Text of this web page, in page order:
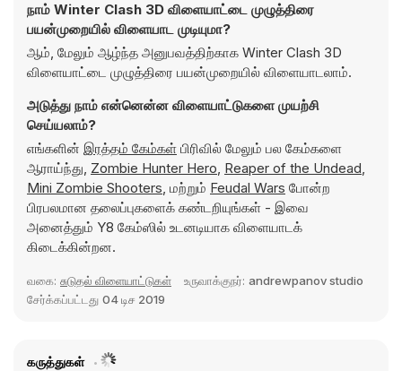
நாம் Winter Clash 3D விளையாட்டை முழுத்திரை
பயன்முறையில் விளையாட முடியுமா?
ஆம், மேலும் ஆழ்ந்த அனுபவத்திற்காக Winter Clash 3D
விளையாட்டை முழுத்திரை பயன்முறையில் விளையாடலாம்.
அடுத்து நாம் என்னென்ன விளையாட்டுகளை முயற்சி
செய்யலாம்?
எங்களின் இரத்தம் கேம்கள் பிரிவில் மேலும் பல கேம்களை
ஆராய்ந்து, Zombie Hunter Hero, Reaper of the Undead,
Mini Zombie Shooters, மற்றும் Feudal Wars போன்ற
பிரபலமான தலைப்புகளைக் கண்டறியுங்கள் - இவை
அனைத்தும் Y8 கேம்ஸில் உடனடியாக விளையாடக்
கிடைக்கின்றன.
வகை: சுடுதல் விளையாட்டுகள் உருவாக்குநர்: andrewpanov studio
சேர்க்கப்பட்டது 04 டிச 2019
கருத்துகள்